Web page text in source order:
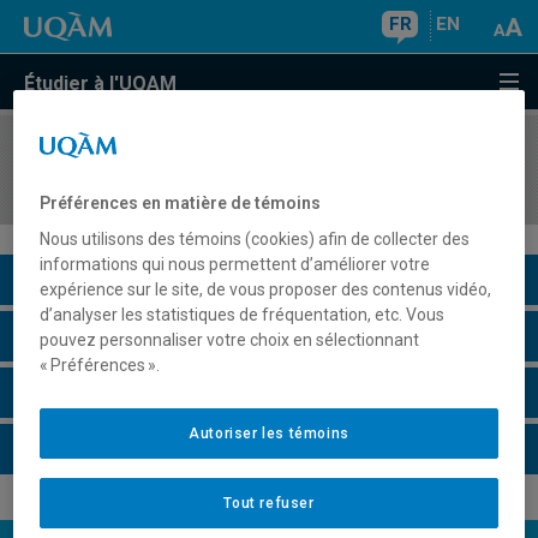
FR EN
Étudier à l'UQAM
COURS//
Description du cours
Horaire - Été 2026
Préférences en matière de témoins
Nous utilisons des témoins (cookies) afin de collecter des
informations qui nous permettent d’améliorer votre
expérience sur le site, de vous proposer des contenus vidéo,
d’analyser les statistiques de fréquentation, etc. Vous
pouvez personnaliser votre choix en sélectionnant
« Préférences ».
Tout refuser
Autoriser les témoins